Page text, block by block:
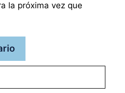
la próxima vez que